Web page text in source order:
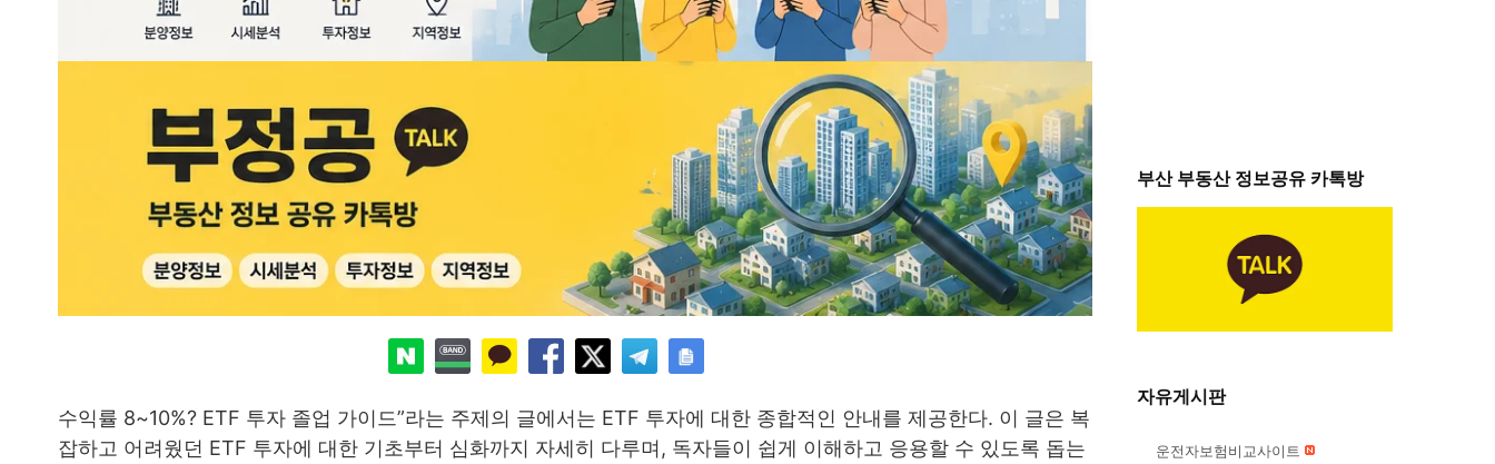
수익률 8~10%? ETF 투자 졸업 가이드”라는 주제의 글에서는 ETF 투자에 대한 종합적인 안내를 제공한다. 이 글은 복
잡하고 어려웠던 ETF 투자에 대한 기초부터 심화까지 자세히 다루며, 독자들이 쉽게 이해하고 응용할 수 있도록 돕는
부산 부동산 정보공유 카톡방
자유게시판
운전자보험비교사이트